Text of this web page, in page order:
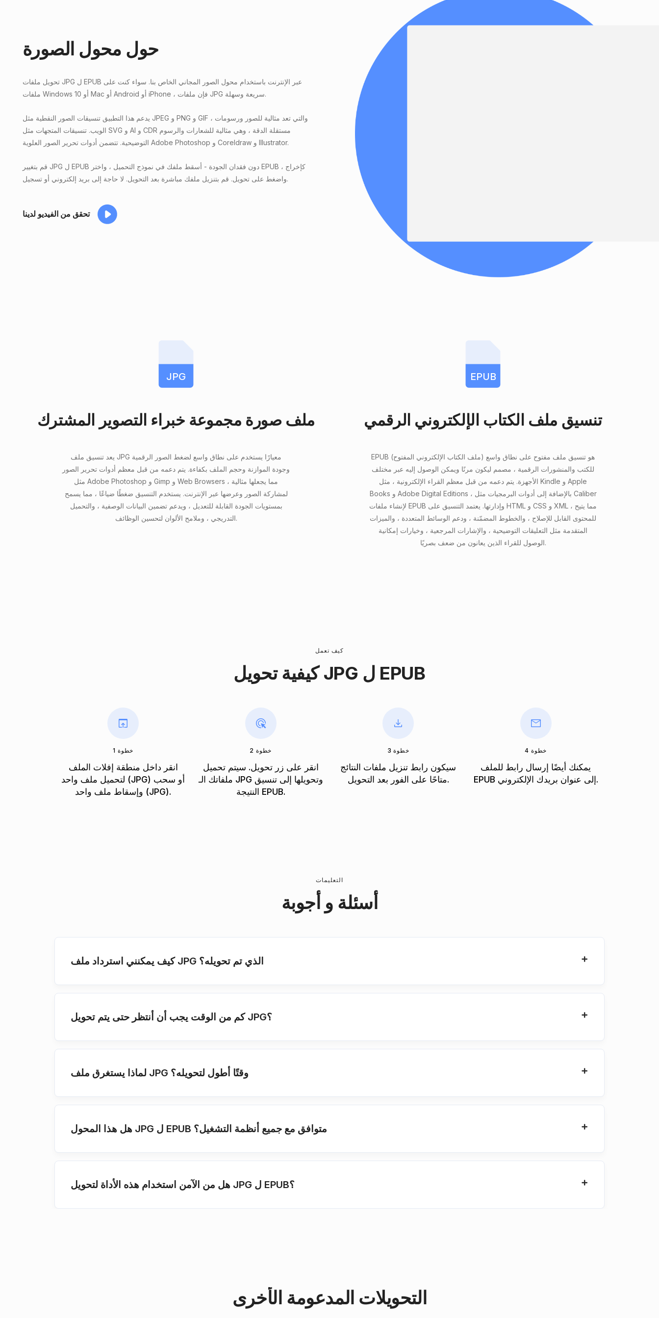
حول محول الصورة
تحويل ملفات JPG ل EPUB عبر الإنترنت باستخدام محول الصور المجاني الخاص بنا. سواء كنت على
ملفات Windows 10 أو Mac أو Android أو iPhone ، فإن ملفات JPG سريعة وسهلة.
يدعم هذا التطبيق تنسيقات الصور النقطية مثل JPEG و PNG و GIF ، والتي تعد مثالية للصور ورسومات
الويب. تنسيقات المتجهات مثل SVG و AI و CDR مستقلة الدقة ، وهي مثالية للشعارات والرسوم
التوضيحية. تتضمن أدوات تحرير الصور العلوية Adobe Photoshop و Coreldraw و Illustrator.
قم بتغيير JPG ل EPUB دون فقدان الجودة - أسقط ملفك في نموذج التحميل ، واختر EPUB كإخراج ،
واضغط على تحويل. قم بتنزيل ملفك مباشرة بعد التحويل. لا حاجة إلى بريد إلكتروني أو تسجيل.
تحقق من الفيديو لدينا
JPG
ملف صورة مجموعة خبراء التصوير المشترك
يعد تنسيق ملف JPG معيارًا يستخدم على نطاق واسع لضغط الصور الرقمية
وجودة الموازنة وحجم الملف بكفاءة. يتم دعمه من قبل معظم أدوات تحرير الصور
مثل Adobe Photoshop و Gimp و Web Browsers ، مما يجعلها مثالية
لمشاركة الصور وعرضها عبر الإنترنت. يستخدم التنسيق ضغطًا ضياعًا ، مما يسمح
بمستويات الجودة القابلة للتعديل ، ويدعم تضمين البيانات الوصفية ، والتحميل
التدريجي ، وملامح الألوان لتحسين الوظائف.
EPUB
تنسيق ملف الكتاب الإلكتروني الرقمي
EPUB (ملف الكتاب الإلكتروني المفتوح) هو تنسيق ملف مفتوح على نطاق واسع
للكتب والمنشورات الرقمية ، مصمم ليكون مرنًا ويمكن الوصول إليه عبر مختلف
الأجهزة. يتم دعمه من قبل معظم القراء الإلكترونية ، مثل Kindle و Apple
Books و Adobe Digital Editions ، بالإضافة إلى أدوات البرمجيات مثل Caliber
لإنشاء ملفات EPUB وإدارتها. يعتمد التنسيق على HTML و CSS و XML ، مما يتيح
للمحتوى القابل للإصلاح ، والخطوط المضمّنة ، ودعم الوسائط المتعددة ، والميزات
المتقدمة مثل التعليقات التوضيحية ، والإشارات المرجعية ، وخيارات إمكانية
الوصول للقراء الذين يعانون من ضعف بصريًا.
كيف تعمل
كيفية تحويل JPG ل EPUB
خطوة 1
انقر داخل منطقة إفلات الملف
لتحميل ملف واحد (JPG) أو سحب
وإسقاط ملف واحد (JPG).
خطوة 2
انقر على زر تحويل. سيتم تحميل
ملفاتك الـ JPG وتحويلها إلى تنسيق
النتيجة EPUB.
خطوة 3
سيكون رابط تنزيل ملفات النتائج
متاحًا على الفور بعد التحويل.
خطوة 4
يمكنك أيضًا إرسال رابط للملف
EPUB إلى عنوان بريدك الإلكتروني.
التعليمات
أسئلة و أجوبة
كيف يمكنني استرداد ملف JPG الذي تم تحويله؟
كم من الوقت يجب أن أنتظر حتى يتم تحويل JPG؟
لماذا يستغرق ملف JPG وقتًا أطول لتحويله؟
هل هذا المحول JPG ل EPUB متوافق مع جميع أنظمة التشغيل؟
هل من الآمن استخدام هذه الأداة لتحويل JPG ل EPUB؟
التحويلات المدعومة الأخرى